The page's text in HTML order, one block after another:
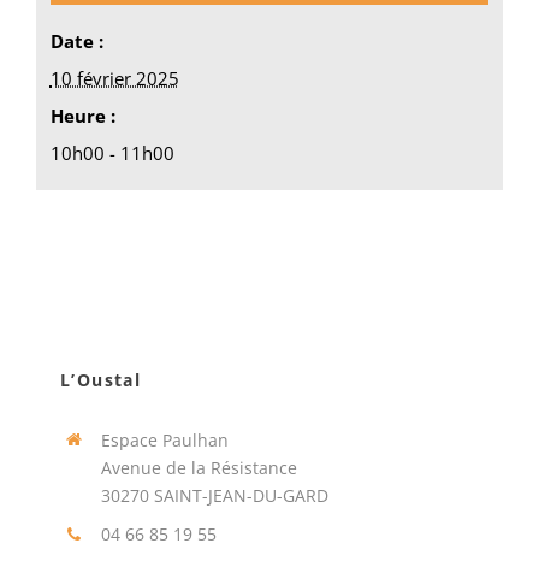
Date :
10 février 2025
Heure :
10h00 - 11h00
L’Oustal
Espace Paulhan
Avenue de la Résistance
30270 SAINT-JEAN-DU-GARD
04 66 85 19 55